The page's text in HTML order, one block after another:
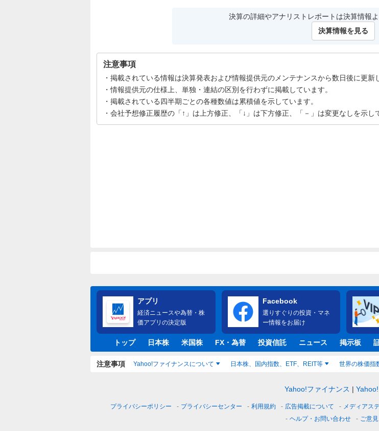
決算の詳細やアナリストレポートは決算情報
決算情報を見る
注意事項
掲載されている情報は決算発表および情報提供元のメンテナンスから数日後に更新
情報提供元の仕様上、単独・連結の区別を行わずに掲載しています。
掲載されている四半期ごとの各種数値は累積値を示しています。
会社予想修正履歴の「↑」は上方修正、「↓」は下方修正、「－」は変更なしを示し
アプリ
経済ニュースや為替・株
価アプリの決定版
Facebook
選りすぐりの投資・マネ
ー情報をお届け
トップ 日本株 米国株 FX・為替 投資信託 ニュース 掲示板
注意事項 Yahoo!ファイナンスについて 日本株、国内指数、ETF、REIT等 世界の株価指
Yahoo!ファイナンス
プライバシーポリシー プライバシーセンター 利用規約 広告掲載について メディアス
ヘルプ・お問い合わせ
ご意